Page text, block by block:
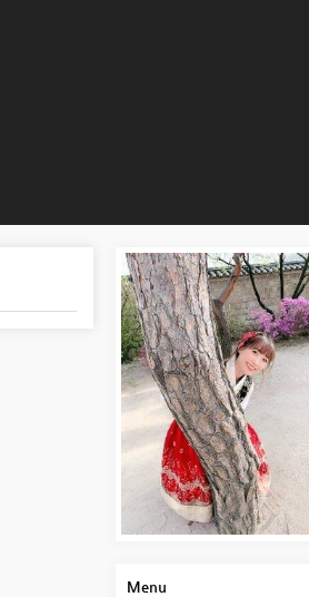
Menu